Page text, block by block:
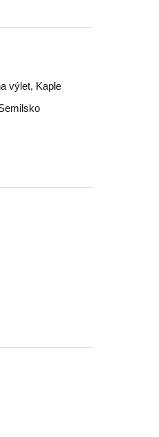
výlet, Kaple